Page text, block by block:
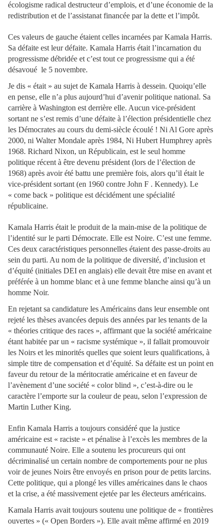
écologisme radical destructeur d’emplois, et d’une économie de la
redistribution et de l’assistanat financée par la dette et l’impôt.
Ces valeurs de gauche étaient celles incarnées par Kamala Harris.
Sa défaite est leur défaite. Kamala Harris était l’incarnation du
progressisme débridée et c’est tout ce progressisme qui a été
désavoué le 5 novembre.
Je dis « était » au sujet de Kamala Harris à dessein. Quoiqu’elle
en pense, elle n’a plus aujourd’hui d’avenir politique national. Sa
carrière à Washington est derrière elle. Aucun vice-président
sortant ne s’est remis d’une défaite à l’élection présidentielle chez
les Démocrates au cours du demi-siècle écoulé ! Ni Al Gore après
2000, ni Walter Mondale après 1984, Ni Hubert Humphrey après
1968. Richard Nixon, un Républicain, est le seul homme
politique récent à être devenu président (lors de l’élection de
1968) après avoir été battu une première fois, alors qu’il était le
vice-président sortant (en 1960 contre John F . Kennedy). Le
« come back » politique est décidément une spécialité
républicaine.
Kamala Harris était le produit de la main-mise de la politique de
l’identité sur le parti Démocrate. Elle est Noire. C’est une femme.
Ces deux caractéristiques personnelles étaient des passe-droits au
sein du parti. Au nom de la politique de diversité, d’inclusion et
d’équité (initiales DEI en anglais) elle devait être mise en avant et
préférée à un homme blanc et à une femme blanche ainsi qu’à un
homme Noir.
En rejetant sa candidature les Américains dans leur ensemble ont
rejeté les thèses avancées depuis des années par les tenants de la
« théories critique des races », affirmant que la société américaine
étant habitée par un « racisme systémique », il fallait promouvoir
les Noirs et les minorités quelles que soient leurs qualifications, à
simple titre de compensation et d’équité. Sa défaite est un point en
faveur du retour de la méritocratie américaine et en faveur de
l’avènement d’une société « color blind », c’est-à-dire ou le
caractère l’emporte sur la couleur de peau, selon l’expression de
Martin Luther King.
Enfin Kamala Harris a toujours considéré que la justice
américaine est « raciste » et pénalise à l’excès les membres de la
communauté Noire. Elle a soutenu les procureurs qui ont
décriminalisé un certain nombre de comportements pour ne plus
voir de jeunes Noirs être envoyés en prison pour de petits larcins.
Cette politique, qui a plongé les villes américaines dans le chaos
et la crise, a été massivement ejetée par les électeurs américains.
Kamala Harris avait toujours soutenu une politique de « frontières
ouvertes » (« Open Borders »). Elle avait même affirmé en 2019